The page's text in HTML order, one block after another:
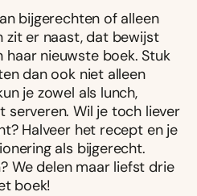
bijgerechten of alleen
zit er naast, dat bewijst
haar nieuwste boek. Stuk
dan ook niet alleen
je zowel als lunch,
Wil je toch liever
Halveer het recept en je
als bijgerecht.
We delen maar liefst drie
boek!